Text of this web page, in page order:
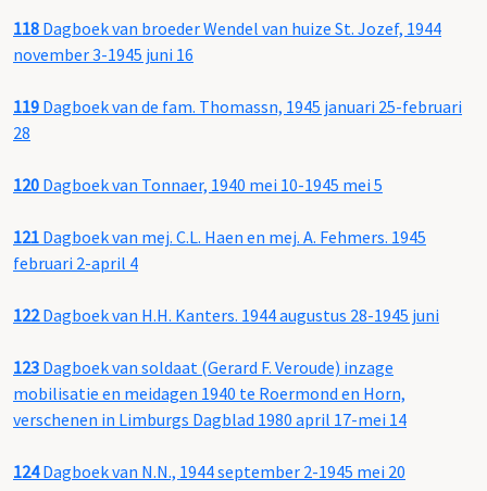
118 Dagboek van broeder Wendel van huize St. Jozef, 1944
november 3-1945 juni 16
119 Dagboek van de fam. Thomassn, 1945 januari 25-februari
28
120 Dagboek van Tonnaer, 1940 mei 10-1945 mei 5
121 Dagboek van mej. C.L. Haen en mej. A. Fehmers. 1945
februari 2-april 4
122Dagboek van H.H. Kanters. 1944 augustus 28-1945 juni
123 Dagboek van soldaat (Gerard F. Veroude) inzage
mobilisatie en meidagen 1940 te Roermond en Horn,
verschenen in Limburgs Dagblad 1980 april 17-mei 14
124Dagboek van N.N., 1944 september 2-1945 mei 20